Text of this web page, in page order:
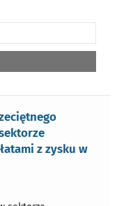
z zysku w